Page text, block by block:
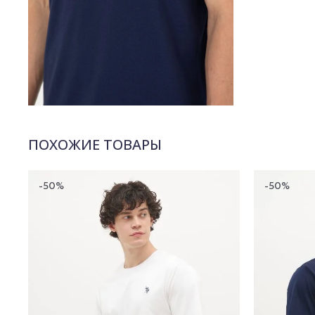
ПОХОЖИЕ ТОВАРЫ
-50% -50%